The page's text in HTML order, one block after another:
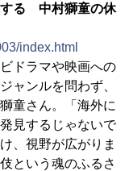
る 中村獅童の休
index.html
ドラマや映画への
ャンルを問わず、
童さん。「海外に
見するじゃないで
、視野が広がりま
という魂のふるさ